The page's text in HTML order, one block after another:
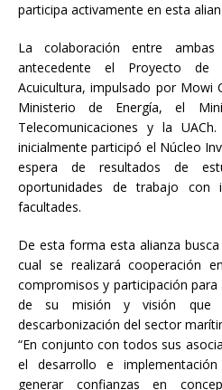
participa activamente en esta
La colaboración entre
antecedente el Proyecto de
Acuicultura, impulsado por Mowi
Ministerio de Energía, el
Telecomunicaciones y la
inicialmente participó el Núcleo
espera de resultados de
oportunidades de trabajo con
facultades.
De esta forma esta alianza
cual se realizará cooperación
compromisos y participación
de su misión y visión que
descarbonización del sector
“En conjunto con todos sus
el desarrollo e
generar confianzas en